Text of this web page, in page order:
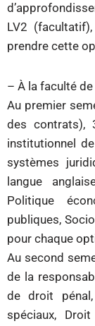
LV2
prendre cette
– À la faculté
Au premier
des contrats),
institutionnel
systèmes
langue
Politique
publiques,
pour chaque
Au second
de la
de droit
spéciaux,